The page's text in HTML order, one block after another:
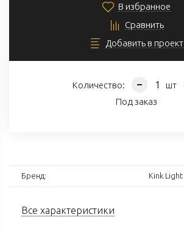
В избранное
Сравнить
Добавить в проект
Количество: шт
Под заказ
Бренд: Kink Light
Все характеристики